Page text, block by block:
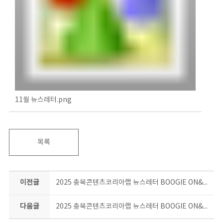
11월 뉴스레터.png
목록
이전글 2025 충북콘텐츠코리아랩 뉴스레터 BOOGIE ON&ON 10월호
다음글 2025 충북콘텐츠코리아랩 뉴스레터 BOOGIE ON&ON 12월호